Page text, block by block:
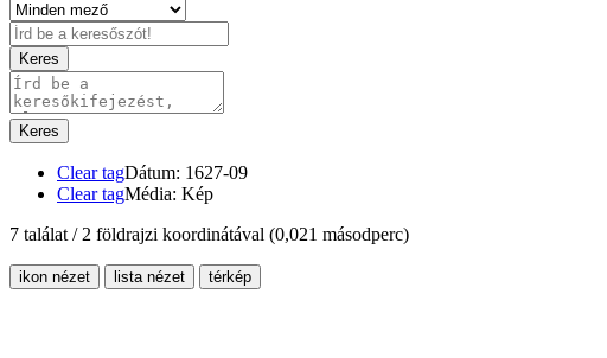
Keres
Keres
Clear tagDátum: 1627-09
Clear tagMédia: Kép
7 találat / 2 földrajzi koordinátával (0,021 másodperc)
ikon nézet lista nézet térkép